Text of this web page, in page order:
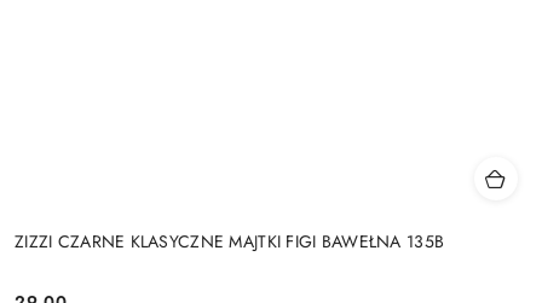
ZIZZI CZARNE KLASYCZNE MAJTKI FIGI BAWEŁNA 135B